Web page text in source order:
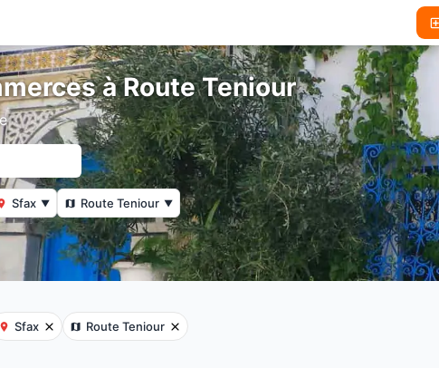
à Route Teniour
Sfax ▼ Route Teniour ▼
Sfax Route Teniour